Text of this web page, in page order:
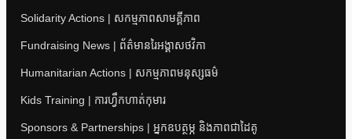
Solidarity Actions | សកម្មភាពសាមគ្គីភាព
Fundraising News | ព័ត៌មានរៃអង្គាសថវិកា
Humanitarian Actions | សកម្មភាពមនុស្សធម៌
Kids Training | ការហ្វឹកហាត់កុមារ
Sponsors & Partnerships | អ្នកឧបត្ថម្ភ និងភាពជាដៃគូ